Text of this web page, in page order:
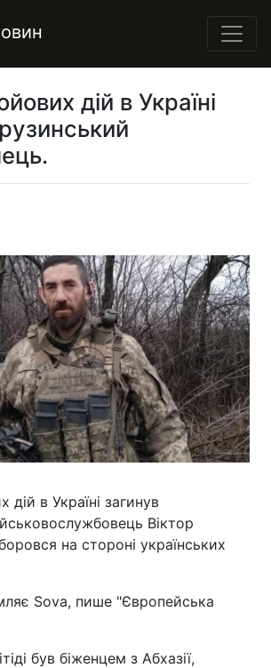
дій в Україні
дій в Україні загинув
Віктор
боровся на стороні українських
Sova, пише "Європейська
був біженцем з Абхазії,